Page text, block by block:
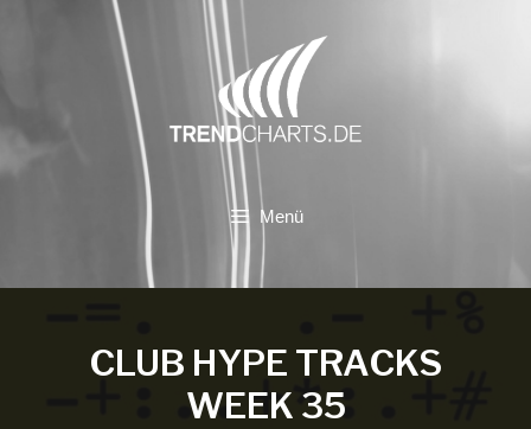
Menü
CLUB HYPE TRACKS
WEEK 35